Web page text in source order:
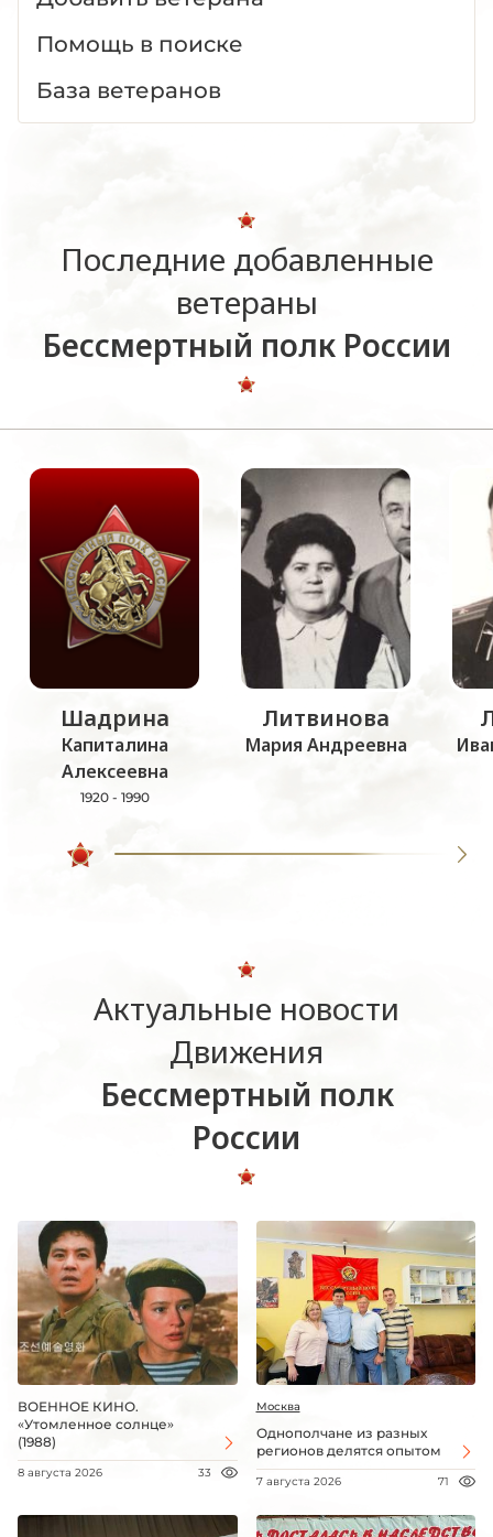
Помощь в поиске
База ветеранов
Последние добавленные
ветераны
Бессмертный полк России
Шадрина
Капиталина
Алексеевна
1920 - 1990
Литвинова
Мария Андреевна
Актуальные новости
Движения
Бессмертный полк
России
ВОЕННОЕ КИНО.
«Утомленное солнце»
(1988)
8 августа 2026 33
Москва
Однополчане из разных
регионов делятся опытом
7 августа 2026 71